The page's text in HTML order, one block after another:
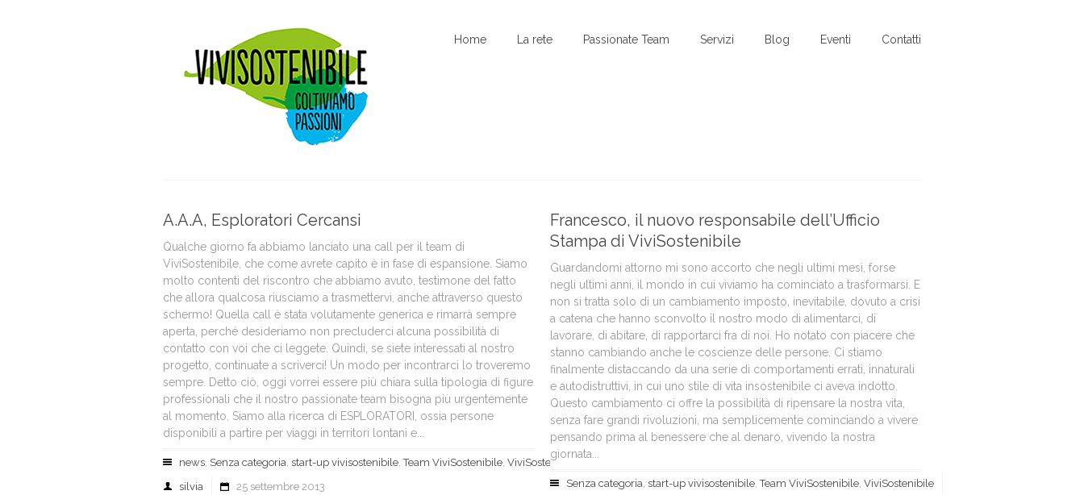
Home La rete Passionate Team Servizi Blog Eventi Contatti
A.A.A, Esploratori Cercansi
Qualche giorno fa abbiamo lanciato una call per il team di
ViviSostenibile, che come avrete capito è in fase di espansione. Siamo
molto contenti del riscontro che abbiamo avuto, testimone del fatto
che allora qualcosa riusciamo a trasmettervi, anche attraverso questo
schermo! Quella call è stata volutamente generica e rimarrà sempre
aperta, perché desideriamo non precluderci alcuna possibilità di
contatto con voi che ci leggete. Quindi, se siete interessati al nostro
progetto, continuate a scriverci! Un modo per incontrarci lo troveremo
sempre. Detto ciò, oggi vorrei essere più chiara sulla tipologia di figure
professionali che il nostro passionate team bisogna più urgentemente
al momento. Siamo alla ricerca di ESPLORATORI, ossia persone
disponibili a partire per viaggi in territori lontani e...
news, Senza categoria, start-up vivisostenibile,Team ViviSostenibile, ViviSostenibile
silvia
25 settembre 2013
Francesco, il nuovo responsabile dell’Ufficio
Stampa di ViviSostenibile
Guardandomi attorno mi sono accorto che negli ultimi mesi, forse
negli ultimi anni, il mondo in cui viviamo ha cominciato a trasformarsi. E
non si tratta solo di un cambiamento imposto, inevitabile, dovuto a crisi
a catena che hanno sconvolto il nostro modo di alimentarci, di
lavorare, di abitare, di rapportarci fra di noi. Ho notato con piacere che
stanno cambiando anche le coscienze delle persone. Ci stiamo
finalmente distaccando da una serie di comportamenti errati, innaturali
e autodistruttivi, in cui uno stile di vita insostenibile ci aveva indotto.
Questo cambiamento ci offre la possibilità di ripensare la nostra vita,
senza fare grandi rivoluzioni, ma semplicemente cominciando a vivere
pensando prima al benessere che al denaro, vivendo la nostra
giornata...
Senza categoria, start-up vivisostenibile,Team ViviSostenibile, ViviSostenibile